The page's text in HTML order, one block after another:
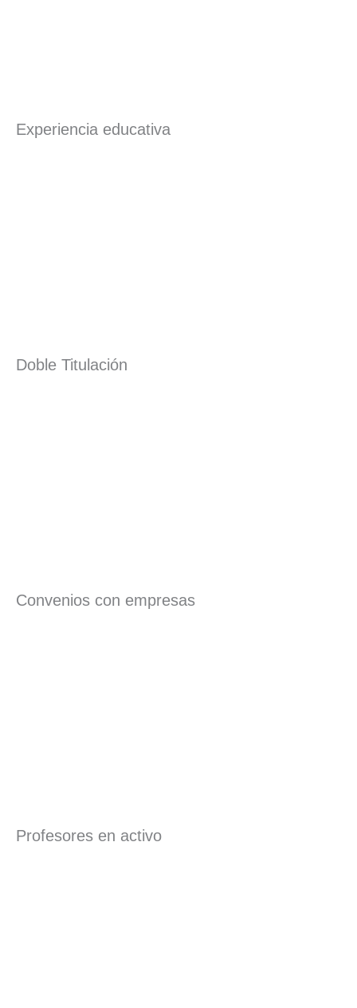
Experiencia educativa
Doble Titulación
Convenios con empresas
Profesores en activo